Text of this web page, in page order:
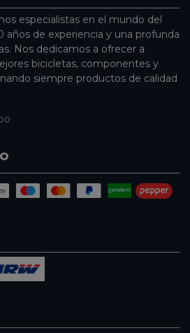
especialistas en el mundo del
años de experiencia y una profunda
Nos dedicamos a ofrecer a
bicicletas, componentes y
siempre productos de calidad